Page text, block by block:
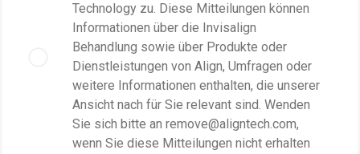
Technology zu. Diese Mitteilungen können
Informationen über die Invisalign
Behandlung sowie über Produkte oder
Dienstleistungen von Align, Umfragen oder
weitere Informationen enthalten, die unserer
Ansicht nach für Sie relevant sind. Wenden
Sie sich bitte an remove@aligntech.com,
wenn Sie diese Mitteilungen nicht erhalten